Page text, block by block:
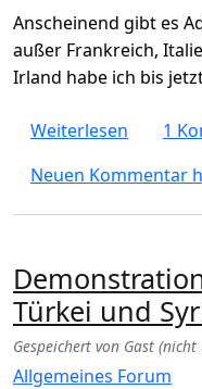
Anscheinend gibt es
außer Frankreich,
Irland habe ich bis
Weiterlesen über
1
Neuen Kommentar
Türkei und
Gespeichert von Gast
Allgemeines Forum